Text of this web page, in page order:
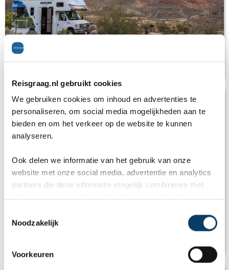
Reisgraag.nl gebruikt cookies
We gebruiken cookies om inhoud en advertenties te
personaliseren, om social media mogelijkheden aan te
bieden en om het verkeer op de website te kunnen
analyseren.
Ook delen we informatie van het gebruik van onze
website met onze social media, advertentie en analytics
partners die deze informatie mogelijk combineren met
Noodzakelijk
Voorkeuren